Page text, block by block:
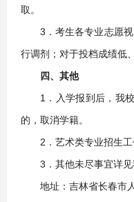
取。
3．考生各专业志愿
行调剂；对于投档成绩低
四、其他
1．入学报到后，我
的，取消学籍。
2．艺术类专业招生
3．其他未尽事宜详
地址：吉林省长春市